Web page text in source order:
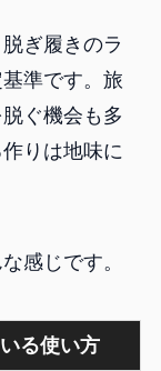
ぎ履きのラ
準です。旅
ぐ機会も多
りは地味に
感じです。
る使い方